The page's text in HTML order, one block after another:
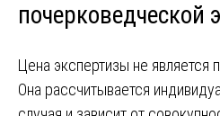
почерковедческой
Цена экспертизы не является
Она рассчитывается